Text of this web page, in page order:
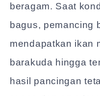
beragam. Saat
bagus, pemancing
mendapatkan ikan
barakuda hingga
hasil pancingan